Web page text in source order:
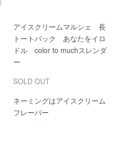
アイスクリームマルシェ 長
トートバック あなたをイロ
ドル color to muchスレンダ
ー
SOLD OUT
ネーミングはアイスクリーム
フレーバー